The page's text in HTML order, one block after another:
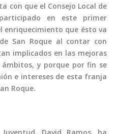
con que el Consejo Local de
en este primer
enriquecimiento que ésto va
San Roque al contar con
implicados en las mejoras
y porque por fin se
e intereses de esta franja
Roque.
David Ramos, ha